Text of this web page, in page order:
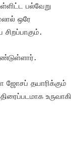
பல்வேறு
ஒரே
ஜோசப் தயாரிக்கும்
உருவாகி